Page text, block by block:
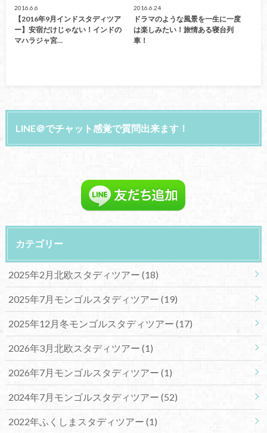
2016.6.6
【2016年9月インドスタディツア
ー】安宿だけじゃない！インドの
マハラジャ宮…
2016.6.24
ドラマのような風景を一生に一度
は楽しみたい！旅情ある寝台列
車！
LINE＠でチャット感覚で質問出来ます！
カテゴリー
2025年2月北欧スタディツアー (18)
2025年7月モンゴルスタディツアー (19)
2025年12月冬モンゴルスタディツアー (17)
2026年3月北欧スタディツアー (1)
2026年7月モンゴルスタディツアー (1)
2024年7月モンゴルスタディツアー (52)
2022年ふくしまスタディツアー (1)